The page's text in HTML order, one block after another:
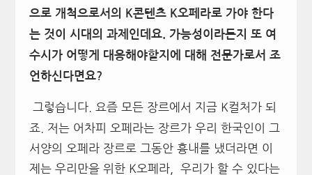
으로 개척으로서의 K콘텐츠 K오페라로 가야 한다
는 것이 시대의 과제인데요. 가능성이라든지 또 여
수시가 어떻게 대응해야할지에 대해 전문가로서 조
언하신다면요?
그렇습니다. 요즘 모든 장르에서 지금 K컬처가 되
죠. 저는 어차피 오페라는 장르가 우리 한국인이 그
서양의 오페라 장르로 그동안 흉내를 냈더라면 이
제는 우리만을 위한 K오페라, 우리가 할 수 있다는